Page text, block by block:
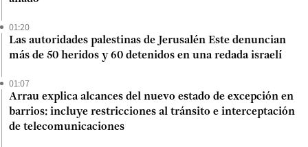
01:20
Las autoridades palestinas de Jerusalén Este denuncian
más de 50 heridos y 60 detenidos en una redada israelí
01:07
Arrau explica alcances del nuevo estado de excepción en
barrios: incluye restricciones al tránsito e interceptación
de telecomunicaciones